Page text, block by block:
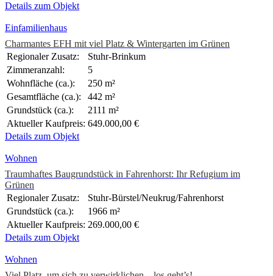
Details zum Objekt
Einfamilienhaus
Charmantes EFH mit viel Platz & Wintergarten im Grünen
Regionaler Zusatz:
Stuhr-Brinkum
Zimmeranzahl:
5
Wohnfläche (ca.):
250 m²
Gesamtfläche (ca.):
442 m²
Grundstück (ca.):
2111 m²
Aktueller Kaufpreis: 649.000,00 €
Details zum Objekt
Wohnen
Traumhaftes Baugrundstück in Fahrenhorst: Ihr Refugium im
Grünen
Regionaler Zusatz:
Stuhr-Bürstel/Neukrug/Fahrenhorst
Grundstück (ca.):
1966 m²
Aktueller Kaufpreis: 269.000,00 €
Details zum Objekt
Wohnen